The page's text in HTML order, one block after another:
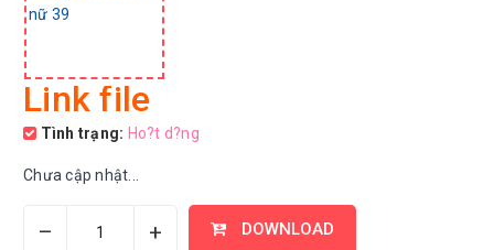
Link file
Tình trạng: Ho?t d?ng
Chưa cập nhật...
– + DOWNLOAD